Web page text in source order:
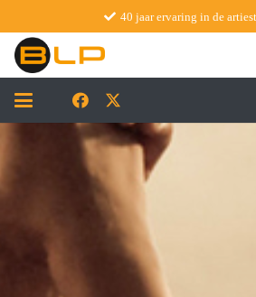
40 jaar ervaring in de